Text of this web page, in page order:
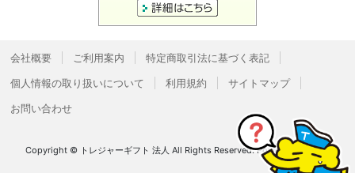
会社概要 ご利用案内
特定商取引法に基づく表記
個人情報の取り扱いについて
利用規約
サイトマップ
お問い合わせ
Copyright © トレジャーギフト 法人 All Rights Reserved.Powered byBcart